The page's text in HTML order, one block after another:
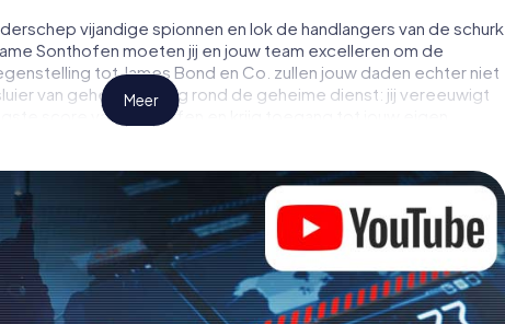
vijandige spionnen en lok de handlangers van de schurk
Sonthofen moeten jij en jouw team excelleren om de
tot James Bond en Co. zullen jouw daden echter niet
van geheimhouding rond de geheime dienst: jij vereeuwigt
score van Sonthofen en krijg toegang tot jouw eigen
in de buitenlucht!
Meer